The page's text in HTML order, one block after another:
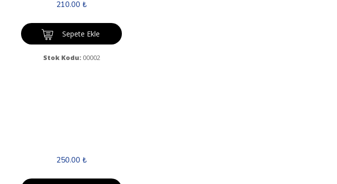
210.00 ₺
Sepete Ekle
Stok Kodu: 00002
250.00 ₺